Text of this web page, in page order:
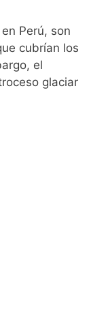
Perú, son
cubrían los
el
glaciar